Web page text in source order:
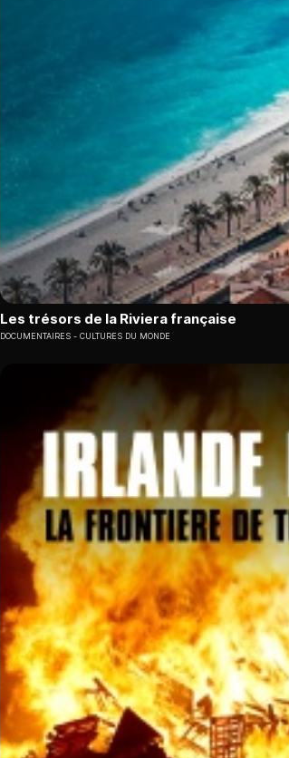
Les trésors de la Riviera française
DOCUMENTAIRES CULTURES DU MONDE